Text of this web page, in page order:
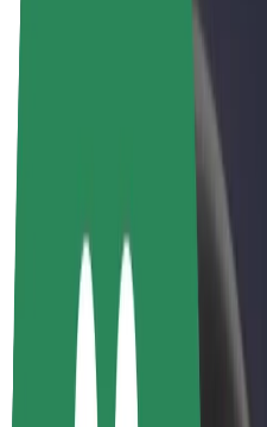
El. dviračiai
„Bolt Plus“
Užsidirbkite su „Bolt“
Vairuotojai
Vairuotojo pajamos